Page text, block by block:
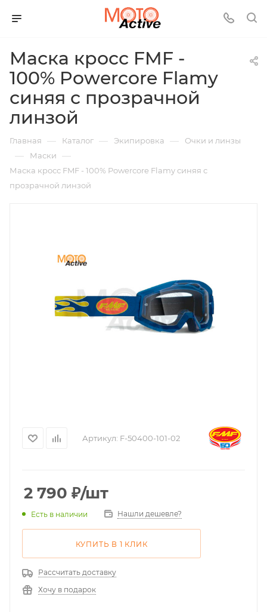
Маска кросс FMF -
100% Powercore Flamy
синяя с прозрачной
линзой
Главная — Каталог — Экипировка — Очки и линзы
— Маски —
Маска кросс FMF - 100% Powercore Flamy синяя с
прозрачной линзой
Артикул: F-50400-101-02
2 790 ₽/шт
Есть в наличии Нашли дешевле?
КУПИТЬ В 1 КЛИК
Рассчитать доставку
Хочу в подарок